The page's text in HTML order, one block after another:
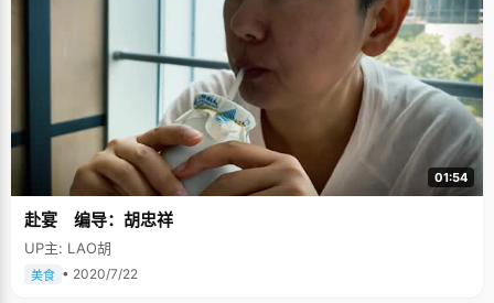
01:54
赴宴 编导：胡忠祥
UP主: LAO胡
美食 • 2020/7/22